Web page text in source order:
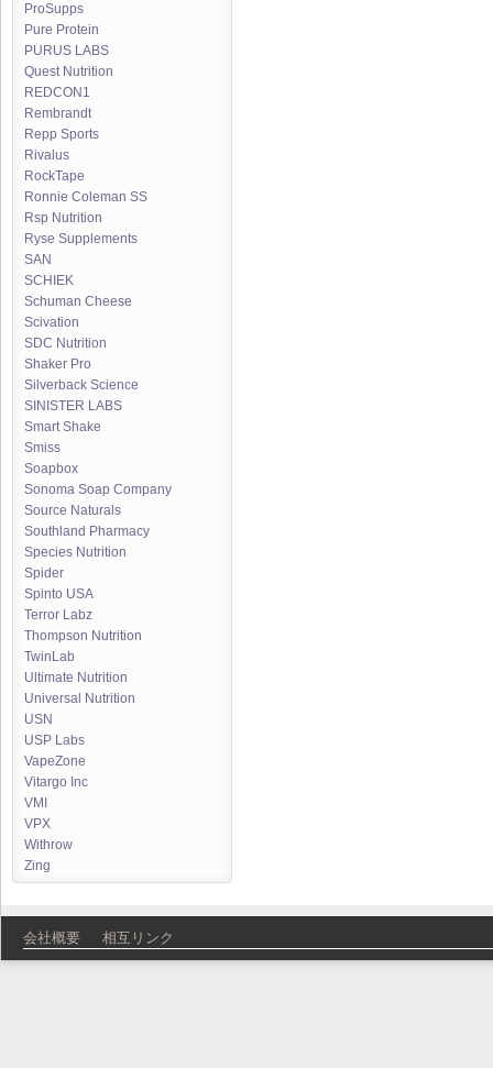
ProSupps
Pure Protein
PURUS LABS
Quest Nutrition
REDCON1
Rembrandt
Repp Sports
Rivalus
RockTape
Ronnie Coleman SS
Rsp Nutrition
Ryse Supplements
SAN
SCHIEK
Schuman Cheese
Scivation
SDC Nutrition
Shaker Pro
Silverback Science
SINISTER LABS
Smart Shake
Smiss
Soapbox
Sonoma Soap Company
Source Naturals
Southland Pharmacy
Species Nutrition
Spider
Spinto USA
Terror Labz
Thompson Nutrition
TwinLab
Ultimate Nutrition
Universal Nutrition
USN
USP Labs
VapeZone
Vitargo Inc
VMI
VPX
Withrow
Zing
会社概要 相互リンク